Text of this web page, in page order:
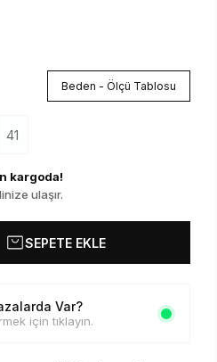
Beden - Ölçü Tablosu
41
kargoda!
ulaşır.
SEPETE EKLE
Var?
için tıklayın.